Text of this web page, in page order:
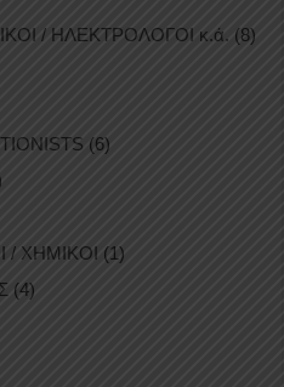
/ ΗΛΕΚΤΡΟΛΟΓΟΙ κ.ά. (8)
(6)
/ ΧΗΜΙΚΟΙ (1)
(4)